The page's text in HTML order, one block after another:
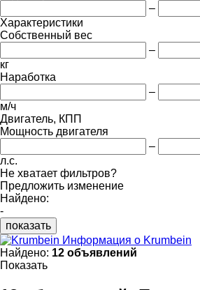
–
Характеристики
Собственный вес
–
кг
Наработка
–
м/ч
Двигатель, КПП
Мощность двигателя
–
л.с.
Не хватает фильтров?
Предложить изменение
Найдено:
-
показать
Информация о Krumbein
Найдено: 12 объявлений
Показать